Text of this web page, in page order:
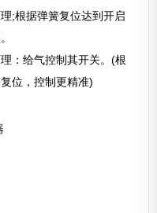
;根据弹簧复位达到开启
：给气控制其开关。(根
位，控制更精准)